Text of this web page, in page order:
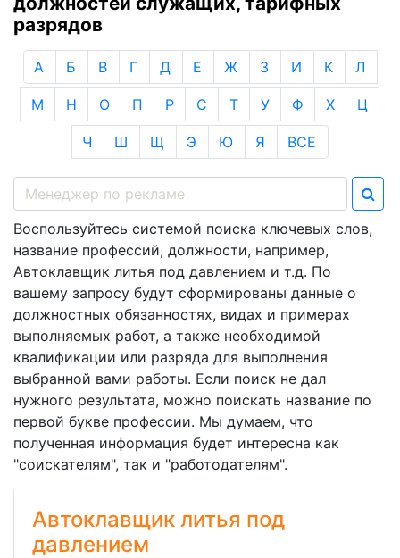
разрядов
А Б В Г Д Е Ж З И К Л
М Н О П Р С Т У Ф Х Ц
Ч Ш Щ Э Ю Я ВСЕ
Воспользуйтесь системой поиска ключевых слов,
название профессий, должности, например,
Автоклавщик литья под давлением и т.д. По
вашему запросу будут сформированы данные о
должностных обязанностях, видах и примерах
выполняемых работ, а также необходимой
квалификации или разряда для выполнения
выбранной вами работы. Если поиск не дал
нужного результата, можно поискать название по
первой букве профессии. Мы думаем, что
полученная информация будет интересна как
"соискателям", так и "работодателям".
Автоклавщик литья под
давлением